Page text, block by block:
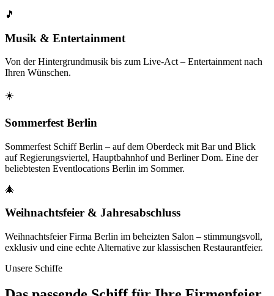
🎵
Musik & Entertainment
Von der Hintergrundmusik bis zum Live-Act – Entertainment nach
Ihren Wünschen.
☀️
Sommerfest Berlin
Sommerfest Schiff Berlin – auf dem Oberdeck mit Bar und Blick
auf Regierungsviertel, Hauptbahnhof und Berliner Dom. Eine der
beliebtesten Eventlocations Berlin im Sommer.
🎄
Weihnachtsfeier & Jahresabschluss
Weihnachtsfeier Firma Berlin im beheizten Salon – stimmungsvoll,
exklusiv und eine echte Alternative zur klassischen Restaurantfeier.
Unsere Schiffe